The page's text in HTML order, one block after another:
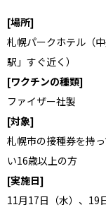
[場所]
札幌パークホテル（
駅」すぐ近く）
[ワクチンの種類]
ファイザー社製
[対象]
札幌市の接種券を持
い16歳以上の方
[実施日]
11月17日（水）、19